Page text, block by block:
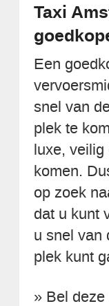
Taxi
Een
snel van
plek te
luxe,
komen.
op zoek
dat u kunt
u snel van
plek kunt
» Bel